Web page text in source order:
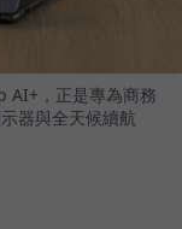
AI+，正是專為商務
器與全天候續航